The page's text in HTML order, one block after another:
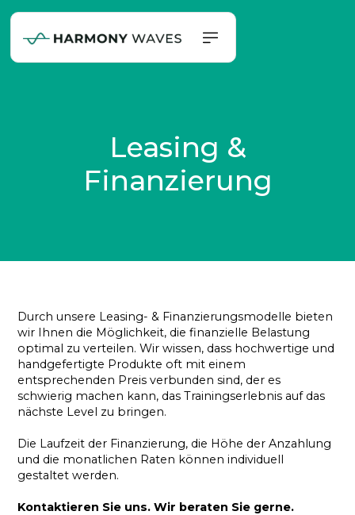
Leasing &
Finanzierung
Durch unsere Leasing- & Finanzierungsmodelle bieten
wir Ihnen die Möglichkeit, die finanzielle Belastung
optimal zu verteilen. Wir wissen, dass hochwertige und
handgefertigte Produkte oft mit einem
entsprechenden Preis verbunden sind, der es
schwierig machen kann, das Trainingserlebnis auf das
nächste Level zu bringen.
Die Laufzeit der Finanzierung, die Höhe der Anzahlung
und die monatlichen Raten können individuell
gestaltet werden.
‍Kontaktieren Sie uns. Wir beraten Sie gerne.